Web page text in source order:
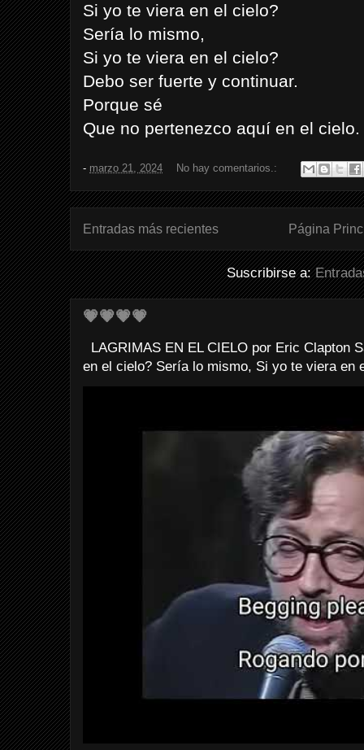
Si yo te viera en el cielo?
Sería lo mismo,
Si yo te viera en el cielo?
Debo ser fuerte y continuar.
Porque sé
Que no pertenezco aquí en el cielo.
- marzo 21, 2024 No hay comentarios.:
Entradas más recientes Página
Suscribirse a:
💗💗💗💗
LAGRIMAS EN EL CIELO por Eric Clapton
en el cielo? Sería lo mismo, Si yo te viera en